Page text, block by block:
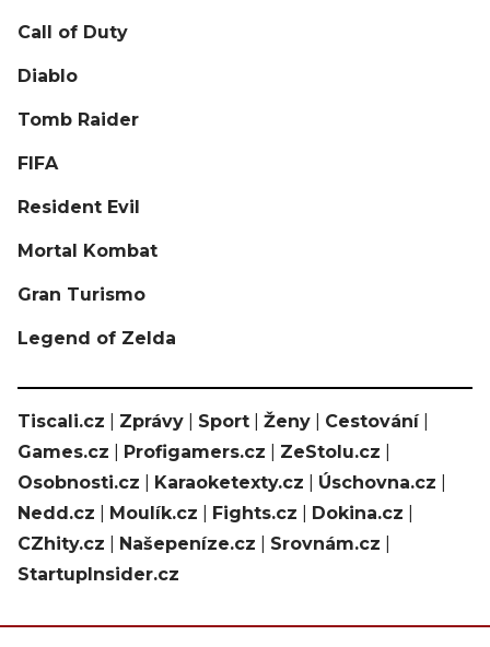
Call of Duty
Diablo
Tomb Raider
FIFA
Resident Evil
Mortal Kombat
Gran Turismo
Legend of Zelda
Tiscali.cz Zprávy Sport Ženy Cestování|
Games.cz
Profigamers.cz ZeStolu.cz
Osobnosti.cz
Karaoketexty.cz Úschovna.cz
Nedd.cz
Moulík.cz Fights.cz Dokina.cz
CZhity.cz
Našepeníze.cz Srovnám.cz
StartupInsider.cz